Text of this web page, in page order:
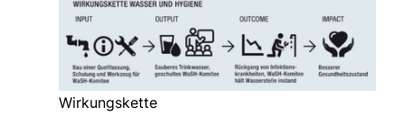
Wirkungskette